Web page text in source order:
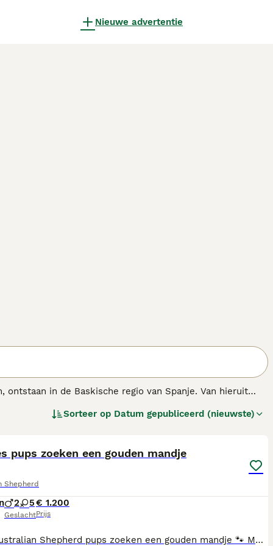
Nieuwe advertentie
in de Baskische regio van Spanje. Van hieruit
Sorteer op Datum gepubliceerd (nieuwste)
pups zoeken een gouden mandje
Shepherd
2 5
Geslacht
€ 1.200
Prijs
Lieve Australian Shepherd pups zoeken een gouden mandje 🐾 Met veel liefde bieden wij onze prachtige Australian Shepherd pups aan. Er zijn 7 pups beschikbaar, die opgroeien op onze boerderij in een huiselijke en liefdevolle omgeving. De pups zijn afkomstig van een zorgvuldig gekozen combinatie. De vader is volledig gezondheidsonderzocht en de moeder is door ons zelf gefokt. Zij is een lieve, rustige Australian Shepherd met een zacht karakter en is dol op knuffelen. Ook de vader heeft een rustig en stabiel karakter. De pups groeien op tussen ons gezin en brengen veel tijd door met onze dochter. Ze worden dagelijks uitgebreid gesocialiseerd en maken kennis met allerlei situaties en geluiden. Daarnaast zijn ze gewend aan zowel het leven binnen als buiten en komen ze in contact met verschillende dieren, waaronder katten, paarden en koeien. Wij vinden een goede start ontzettend belangrijk. Daarom besteden we veel aandacht aan een liefdevolle opvoeding, zodat de pups zich kunnen ontwikkelen tot sociale, stabiele en zelfverzekerde honden. Wanneer de pups oud genoeg zijn om te verhuizen, gaan zij mee: * Gechipt * Geënt volgens schema * Meerdere keren ontwormd * Met een Europees dierenpaspoort * Met een gezondheidscontrole van de dierenarts Wij zoeken voor onze pups een liefdevol thuis waar ze alle aandacht en zorg krijgen die ze verdienen. Heb je interesse of wil je meer informatie? Neem gerust contact met ons op. We vertellen je graag meer over de pups.